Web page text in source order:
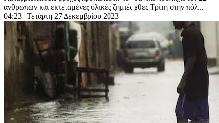
ανθρώπων και εκτεταμένες υλικές ζημιές χθες Τρίτη στην πόλ...
04:23 | Τετάρτη 27 Δεκεμβρίου 2023